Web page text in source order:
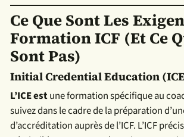
Ce Que Sont Les
Formation ICF (et Ce
Sont Pas)
Initial Credential Education
L’ICE estune formation spécifique au
suivez dans le cadre de la préparation
d’accréditation auprès de l’ICF. L’ICF